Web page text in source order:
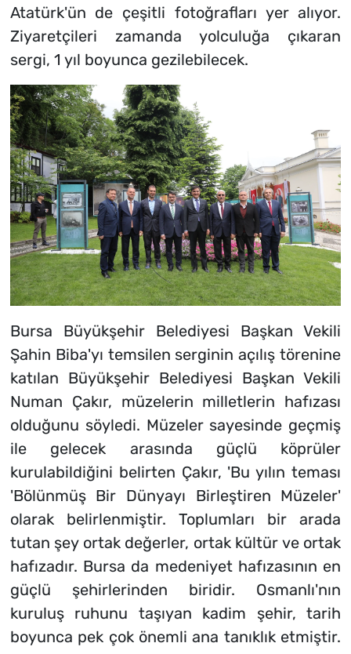
Atatürk'ün de çeşitli fotoğrafları yer alıyor.
Ziyaretçileri zamanda yolculuğa çıkaran
sergi, 1 yıl boyunca gezilebilecek.
Bursa Büyükşehir Belediyesi Başkan Vekili
Şahin Biba'yı temsilen serginin açılış törenine
katılan Büyükşehir Belediyesi Başkan Vekili
Numan Çakır, müzelerin milletlerin hafızası
olduğunu söyledi. Müzeler sayesinde geçmiş
ile gelecek arasında güçlü köprüler
kurulabildiğini belirten Çakır, 'Bu yılın teması
'Bölünmüş Bir Dünyayı Birleştiren Müzeler'
olarak belirlenmiştir. Toplumları bir arada
tutan şey ortak değerler, ortak kültür ve ortak
hafızadır. Bursa da medeniyet hafızasının en
güçlü şehirlerinden biridir. Osmanlı'nın
kuruluş ruhunu taşıyan kadim şehir, tarih
boyunca pek çok önemli ana tanıklık etmiştir.